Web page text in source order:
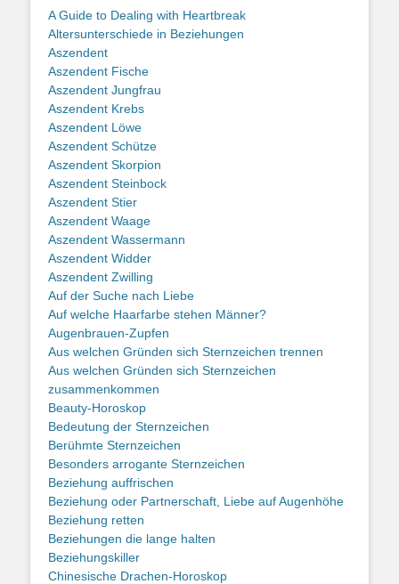
A Guide to Dealing with Heartbreak
Altersunterschiede in Beziehungen
Aszendent
Aszendent Fische
Aszendent Jungfrau
Aszendent Krebs
Aszendent Löwe
Aszendent Schütze
Aszendent Skorpion
Aszendent Steinbock
Aszendent Stier
Aszendent Waage
Aszendent Wassermann
Aszendent Widder
Aszendent Zwilling
Auf der Suche nach Liebe
Auf welche Haarfarbe stehen Männer?
Augenbrauen-Zupfen
Aus welchen Gründen sich Sternzeichen trennen
Aus welchen Gründen sich Sternzeichen
zusammenkommen
Beauty-Horoskop
Bedeutung der Sternzeichen
Berühmte Sternzeichen
Besonders arrogante Sternzeichen
Beziehung auffrischen
Beziehung oder Partnerschaft, Liebe auf Augenhöhe
Beziehung retten
Beziehungen die lange halten
Beziehungskiller
Chinesische Drachen-Horoskop